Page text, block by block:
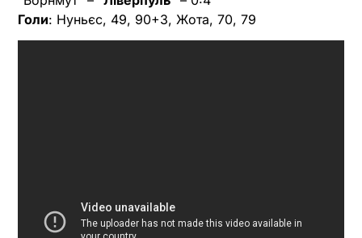
Голи: Нуньєс, 49, 90+3, Жота, 70, 79